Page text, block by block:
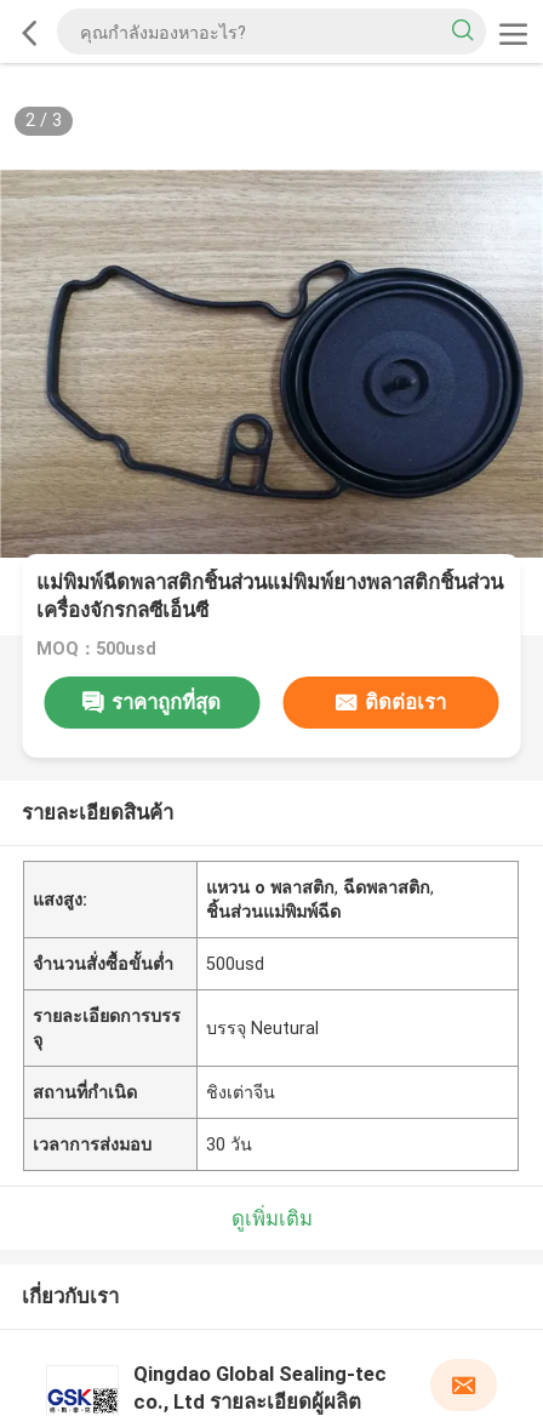
2/ 3
แม่พิมพ์ฉีดพลาสติกชิ้นส่วนแม่พิมพ์ยางพลาสติกชิ้นส่วน
เครื่องจักรกลซีเอ็นซี
MOQ：500usd
ราคาถูกที่สุด ติดต่อเรา
รายละเอียดสินค้า
แสงสูง:
แหวน o พลาสติก, ฉีดพลาสติก,
ชิ้นส่วนแม่พิมพ์ฉีด
จำนวนสั่งซื้อขั้นต่ำ 500usd
รายละเอียดการบรร
จุ
บรรจุ Neutural
สถานที่กำเนิด ชิงเต่าจีน
เวลาการส่งมอบ 30 วัน
ดูเพิ่มเติม
เกี่ยวกับเรา
Qingdao Global Sealing-tec
co., Ltd รายละเอียดผู้ผลิต